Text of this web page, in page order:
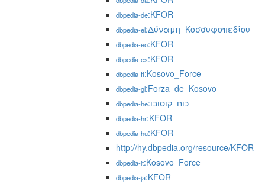
dbpedia-de:KFOR
dbpedia-el:Δύναμη_Κοσσυφοπεδίου
dbpedia-eo:KFOR
dbpedia-es:KFOR
dbpedia-fi:Kosovo_Force
dbpedia-gl:Forza_de_Kosovo
dbpedia-he :כוח_קוסובו
dbpedia-hr:KFOR
dbpedia-hu:KFOR
http://hy.dbpedia.org/resource/KFOR
dbpedia-it:Kosovo_Force
dbpedia-ja:KFOR